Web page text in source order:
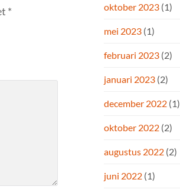
* oktober 2023 (1)
mei 2023 (1)
februari 2023 (2)
januari 2023 (2)
december 2022 (1)
oktober 2022 (2)
augustus 2022 (2)
juni 2022 (1)